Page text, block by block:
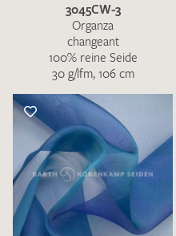
3045CW-3
Organza
changeant
100% reine Seide
30 g/lfm, 106 cm